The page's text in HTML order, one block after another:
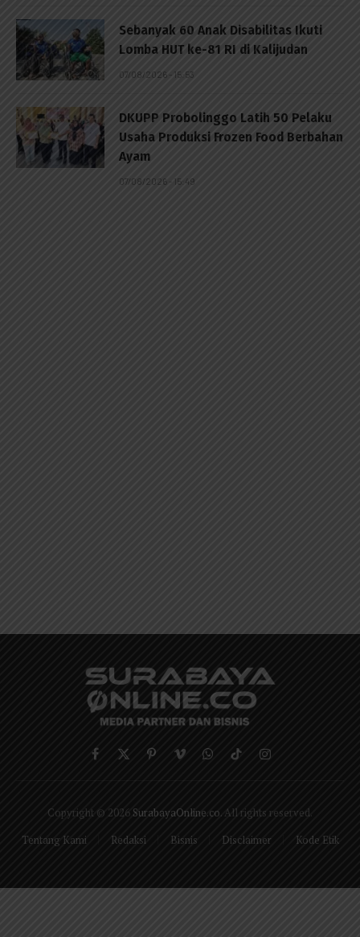
Sebanyak 60 Anak Disabilitas Ikuti
Lomba HUT ke-81 RI di Kalijudan
07/08/2026 - 15:53
DKUPP Probolinggo Latih 50 Pelaku
Usaha Produksi Frozen Food Berbahan
Ayam
07/08/2026 - 15:49
Facebook
X
PinterestVimeoWhatsApp
TikTokInstagram
Copyright © 2026 SurabayaOnline.co. All rights reserved.
Tentang Kami
Redaksi Bisnis Disclaimer Kode Etik